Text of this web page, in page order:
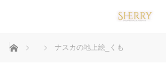
ホーム ナスカの地上絵_くも